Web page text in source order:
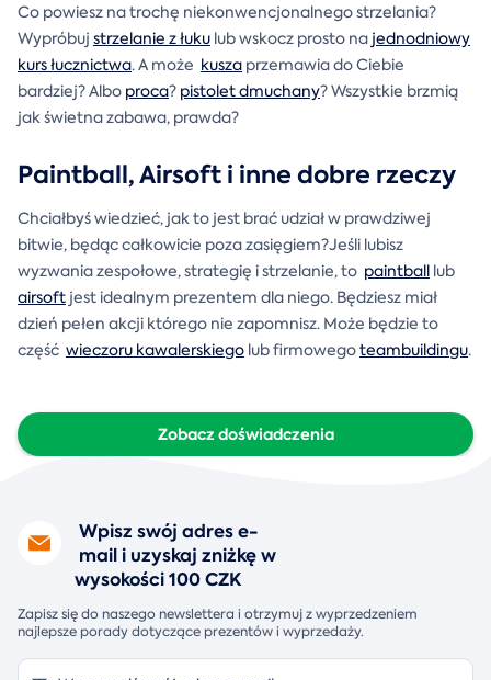
Co powiesz na trochę niekonwencjonalnego strzelania?
Wypróbuj strzelanie z łuku lub wskocz prosto na jednodniowy
kurs łucznictwa. A może kusza przemawia do Ciebie
bardziej? Albo proca? pistolet dmuchany? Wszystkie brzmią
jak świetna zabawa, prawda?
Paintball, Airsoft i inne dobre rzeczy
Chciałbyś wiedzieć, jak to jest brać udział w prawdziwej
bitwie, będąc całkowicie poza zasięgiem?Jeśli lubisz
wyzwania zespołowe, strategię i strzelanie, to paintball lub
airsoft jest idealnym prezentem dla niego. Będziesz miał
dzień pełen akcji którego nie zapomnisz. Może będzie to
część wieczoru kawalerskiego lub firmowegoteambuildingu.
Zobacz doświadczenia
Wpisz swój adres e-
mail i uzyskaj zniżkę w
wysokości 100 CZK
Zapisz się do naszego newslettera i otrzymuj z wyprzedzeniem
najlepsze porady dotyczące prezentów i wyprzedaży.